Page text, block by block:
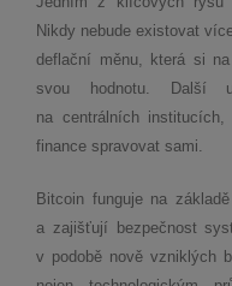
Nikdy nebude existovat
deflační měnu, která si
svou hodnotu. Další
na centrálních
finance spravovat sami.
Bitcoin funguje na
a zajišťují bezpečnost
v podobě nově vzniklých